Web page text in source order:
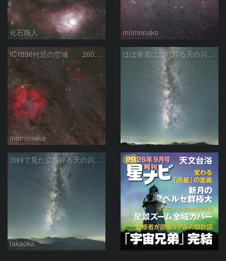
化石職人 momonako
IC1396付近の空域 260720
momonako
ほぼ垂直に立ち昇る天の川銀河
takaoka
渋峠で見た立ち昇る天の川銀河
takaoka
PR